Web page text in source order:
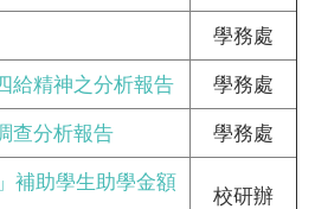
學務處
給精神之分析報告 學務處
查分析報告 學務處
補助學生助學金額
校研辦